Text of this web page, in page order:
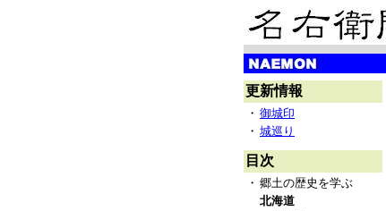
更新情報
・ 御城印
・ 城巡り
目次
・ 郷土の歴史を学ぶ
北海道